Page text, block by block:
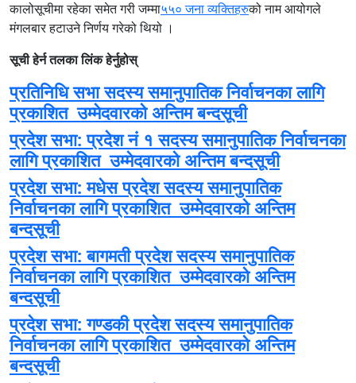
कालोसूचीमा रहेका समेत गरी जम्मा५५० जना व्यक्तिहरुको नाम आयोगले
मंगलबार हटाउने निर्णय गरेको थियो ।
सूची हेर्न तलका लिंक हेर्नुहोस्
प्रतिनिधि सभा सदस्य समानुपातिक निर्वाचनका लागि
प्रकाशित उम्मेदवारको अन्तिम बन्दसूची
प्रदेश सभा: प्रदेश नं १ सदस्य समानुपातिक निर्वाचनका
लागि प्रकाशित उम्मेदवारको अन्तिम बन्दसूची
प्रदेश सभा: मधेस प्रदेश सदस्य समानुपातिक
निर्वाचनका लागि प्रकाशित उम्मेदवारको अन्तिम
बन्दसूची
प्रदेश सभा: बागमती प्रदेश सदस्य समानुपातिक
निर्वाचनका लागि प्रकाशित उम्मेदवारको अन्तिम
बन्दसूची
प्रदेश सभा: गण्डकी प्रदेश सदस्य समानुपातिक
निर्वाचनका लागि प्रकाशित उम्मेदवारको अन्तिम
बन्दसूची